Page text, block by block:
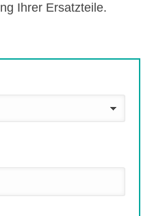
Ihrer Ersatzteile.